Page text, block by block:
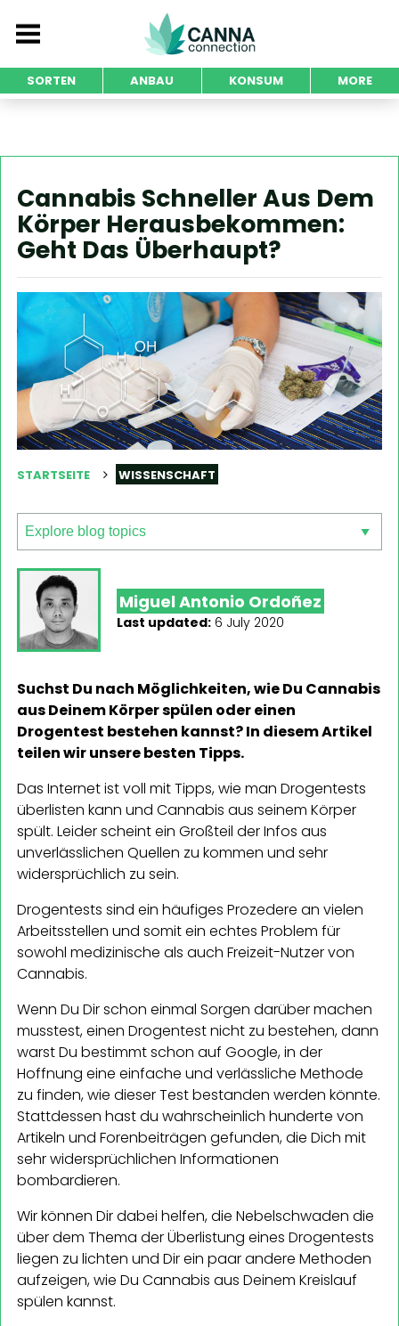
SORTEN ANBAU KONSUM MORE
Cannabis Schneller Aus Dem
Körper Herausbekommen:
Geht Das Überhaupt?
STARTSEITE WISSENSCHAFT
Miguel Antonio Ordoñez
Last updated: 6 July 2020
Suchst Du nach Möglichkeiten, wie Du Cannabis
aus Deinem Körper spülen oder einen
Drogentest bestehen kannst? In diesem Artikel
teilen wir unsere besten Tipps.
Das Internet ist voll mit Tipps, wie man Drogentests
überlisten kann und Cannabis aus seinem Körper
spült. Leider scheint ein Großteil der Infos aus
unverlässlichen Quellen zu kommen und sehr
widersprüchlich zu sein.
Drogentests sind ein häufiges Prozedere an vielen
Arbeitsstellen und somit ein echtes Problem für
sowohl medizinische als auch Freizeit-Nutzer von
Cannabis.
Wenn Du Dir schon einmal Sorgen darüber machen
musstest, einen Drogentest nicht zu bestehen, dann
warst Du bestimmt schon auf Google, in der
Hoffnung eine einfache und verlässliche Methode
zu finden, wie dieser Test bestanden werden könnte.
Stattdessen hast du wahrscheinlich hunderte von
Artikeln und Forenbeiträgen gefunden, die Dich mit
sehr widersprüchlichen Informationen
bombardieren.
Wir können Dir dabei helfen, die Nebelschwaden die
über dem Thema der Überlistung eines Drogentests
liegen zu lichten und Dir ein paar andere Methoden
aufzeigen, wie Du Cannabis aus Deinem Kreislauf
spülen kannst.